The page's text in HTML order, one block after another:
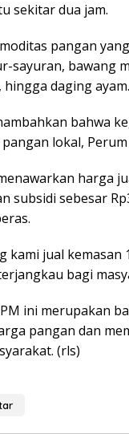
sekitar dua jam.
pangan
sayuran, bawang
daging ayam.
bahwa
lokal,
harga
subsidi sebesar
kami jual kemasan
bagi
ini merupakan
pangan dan
(rls)